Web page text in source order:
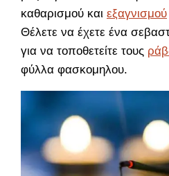
καθαρισμού και εξαγνισμού
Θέλετε να έχετε ένα
για να τοποθετείτε τους
φύλλα φασκομηλου.